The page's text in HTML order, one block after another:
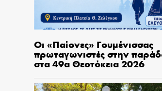
Οι «Παίονες» Γουμένισσας
πρωταγωνιστές στην
στα 49α Θεοτόκεια 2026